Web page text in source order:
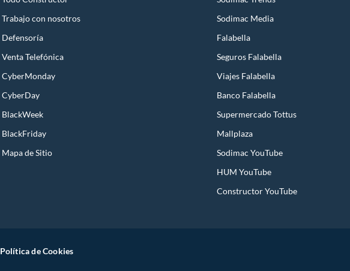
Trabajo con nosotros
Defensoría
Venta Telefónica
CyberMonday
CyberDay
BlackWeek
BlackFriday
Mapa de Sitio
Sodimac Media
Falabella
Seguros Falabella
Viajes Falabella
Banco Falabella
Supermercado Tottus
Mallplaza
Sodimac YouTube
HUM YouTube
Constructor YouTube
Política de Cookies